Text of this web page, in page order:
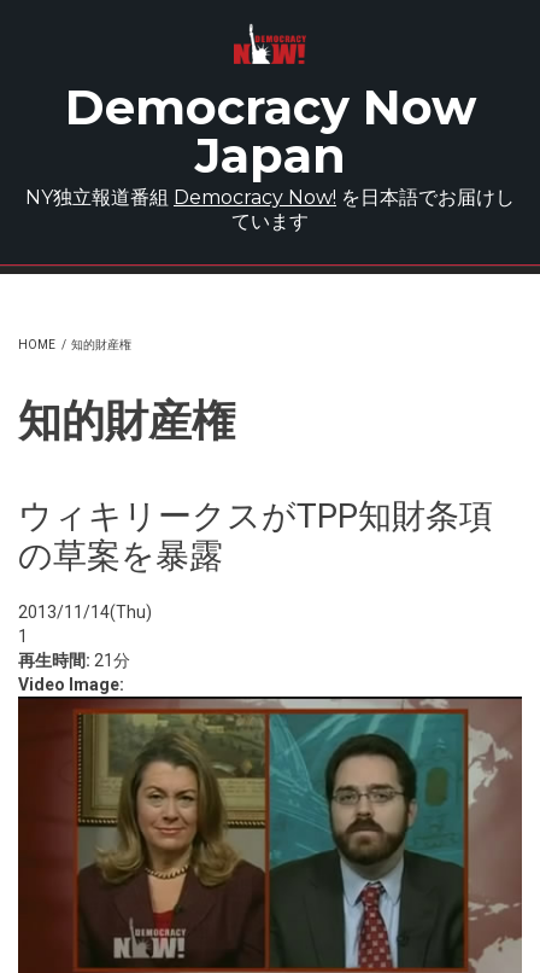
Democracy Now
Japan
NY独立報道番組 Democracy Now! を日本語でお届けし
ています
HOME / 知的財産権
知的財産権
ウィキリークスがTPP知財条項
の草案を暴露
2013/11/14(Thu)
1
再生時間: 21分
Video Image: